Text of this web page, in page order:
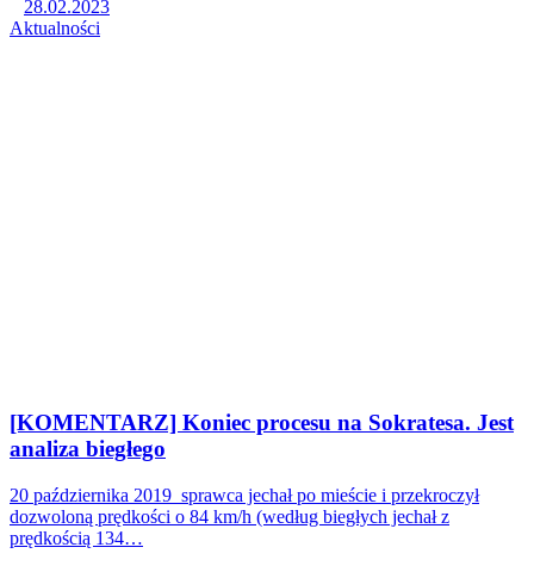
28.02.2023
Aktualności
[KOMENTARZ] Koniec procesu na Sokratesa. Jest
analiza biegłego
20 października 2019 sprawca jechał po mieście i przekroczył
dozwoloną prędkości o 84 km/h (według biegłych jechał z
prędkością 134…